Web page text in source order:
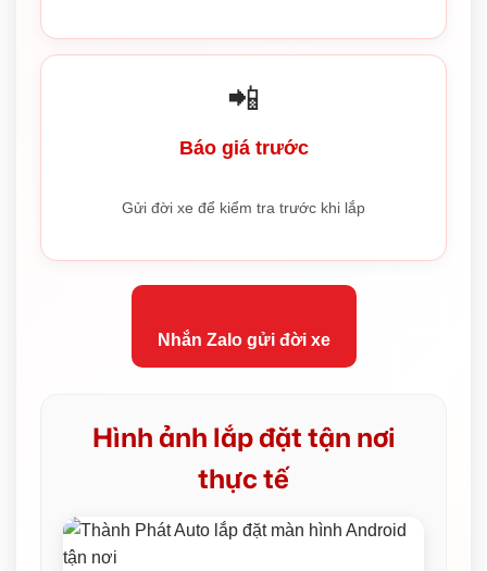
📲
Báo giá trước
Gửi đời xe để kiểm tra trước khi lắp
Nhắn Zalo gửi đời xe
Hình ảnh lắp đặt tận nơi
thực tế